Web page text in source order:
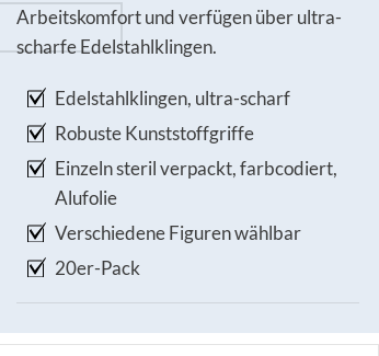
Arbeitskomfort und verfügen über ultra-
scharfe Edelstahlklingen.
Edelstahlklingen, ultra-scharf
Robuste Kunststoffgriffe
Einzeln steril verpackt, farbcodiert,
Alufolie
Verschiedene Figuren wählbar
20er-Pack